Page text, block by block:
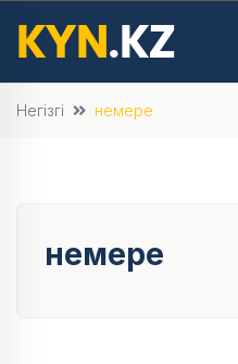
Негізгі немере
немере